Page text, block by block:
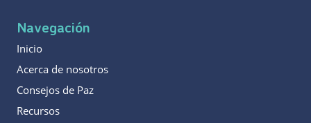
Navegación
Inicio
Acerca de nosotros
Consejos de Paz
Recursos